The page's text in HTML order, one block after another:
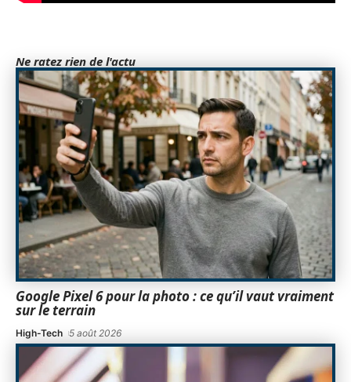
Ne ratez rien de l'actu
Google Pixel 6 pour la photo : ce qu’il vaut vraiment
sur le terrain
High-Tech 5 août 2026